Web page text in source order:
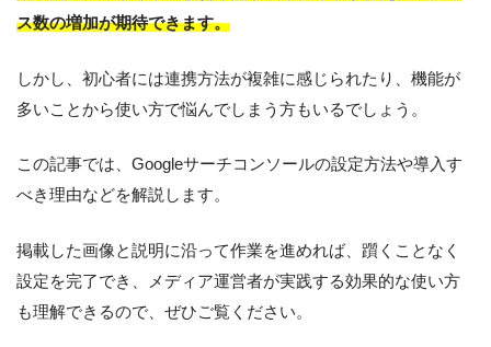
ス数の増加が期待できます。
しかし、初心者には連携方法が複雑に感じられたり、機能が
多いことから使い方で悩んでしまう方もいるでしょう。
この記事では、Googleサーチコンソールの設定方法や導入す
べき理由などを解説します。
掲載した画像と説明に沿って作業を進めれば、躓くことなく
設定を完了でき、メディア運営者が実践する効果的な使い方
も理解できるので、ぜひご覧ください。